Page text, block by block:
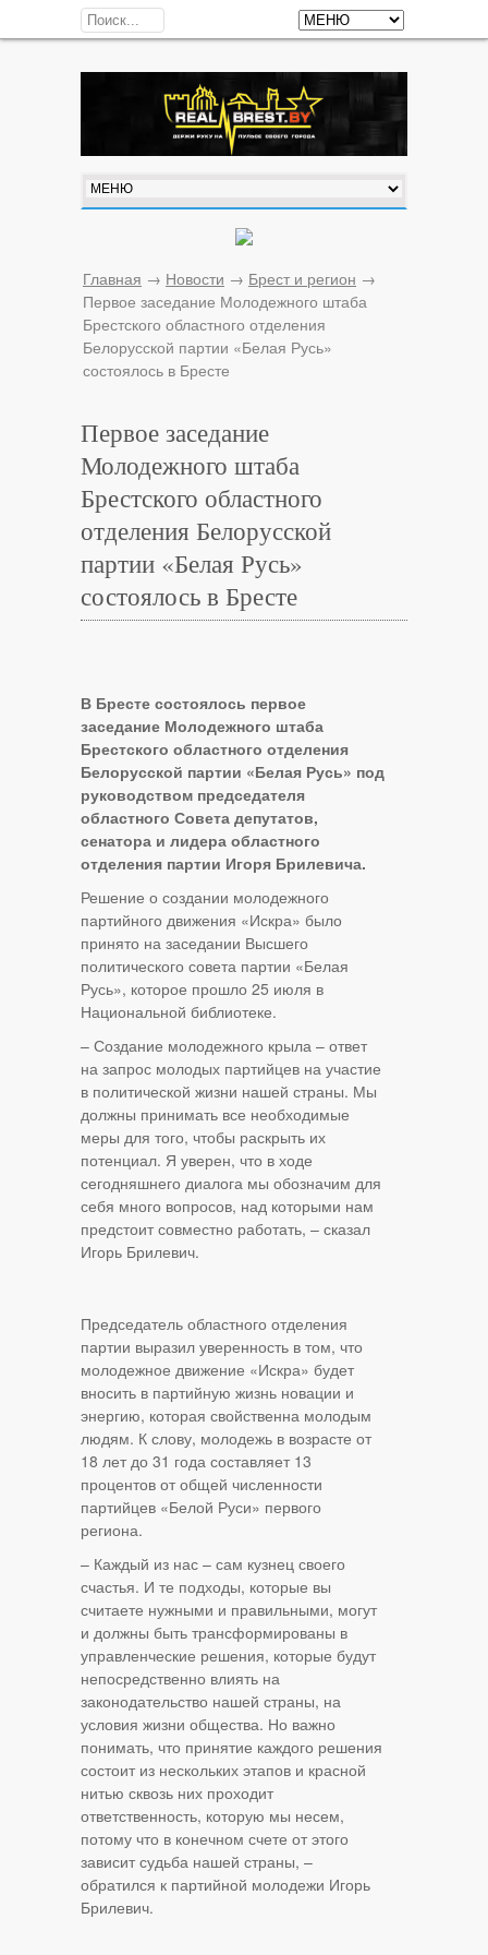
Главная → Новости → Брест и регион →
Первое заседание Молодежного штаба
Брестского областного отделения
Белорусской партии «Белая Русь»
состоялось в Бресте
Первое заседание
Молодежного штаба
Брестского областного
отделения Белорусской
партии «Белая Русь»
состоялось в Бресте
В Бресте состоялось первое
заседание Молодежного штаба
Брестского областного отделения
Белорусской партии «Белая Русь» под
руководством председателя
областного Совета депутатов,
сенатора и лидера областного
отделения партии Игоря Брилевича.
Решение о создании молодежного
партийного движения «Искра» было
принято на заседании Высшего
политического совета партии «Белая
Русь», которое прошло 25 июля в
Национальной библиотеке.
– Создание молодежного крыла – ответ
на запрос молодых партийцев на участие
в политической жизни нашей страны. Мы
должны принимать все необходимые
меры для того, чтобы раскрыть их
потенциал. Я уверен, что в ходе
сегодняшнего диалога мы обозначим для
себя много вопросов, над которыми нам
предстоит совместно работать, – сказал
Игорь Брилевич.
Председатель областного отделения
партии выразил уверенность в том, что
молодежное движение «Искра» будет
вносить в партийную жизнь новации и
энергию, которая свойственна молодым
людям. К слову, молодежь в возрасте от
18 лет до 31 года составляет 13
процентов от общей численности
партийцев «Белой Руси» первого
региона.
– Каждый из нас – сам кузнец своего
счастья. И те подходы, которые вы
считаете нужными и правильными, могут
и должны быть трансформированы в
управленческие решения, которые будут
непосредственно влиять на
законодательство нашей страны, на
условия жизни общества. Но важно
понимать, что принятие каждого решения
состоит из нескольких этапов и красной
нитью сквозь них проходит
ответственность, которую мы несем,
потому что в конечном счете от этого
зависит судьба нашей страны, –
обратился к партийной молодежи Игорь
Брилевич.